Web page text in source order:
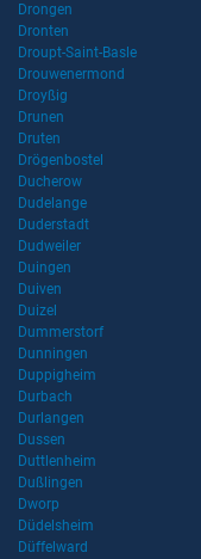
Drongen
Dronten
Droupt-Saint-Basle
Drouwenermond
Droyßig
Drunen
Druten
Drögenbostel
Ducherow
Dudelange
Duderstadt
Dudweiler
Duingen
Duiven
Duizel
Dummerstorf
Dunningen
Duppigheim
Durbach
Durlangen
Dussen
Duttlenheim
Dußlingen
Dworp
Düdelsheim
Düffelward